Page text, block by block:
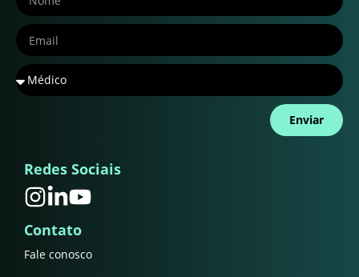
Enviar
Redes Sociais
Contato
Fale conosco